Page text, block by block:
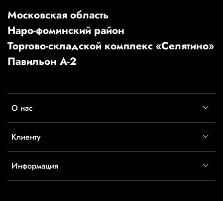
О нас
Клиенту
Информация
Московская область
Наро-фоминский район
Торгово-складской комплекс «Селятино»
Павильон А-2